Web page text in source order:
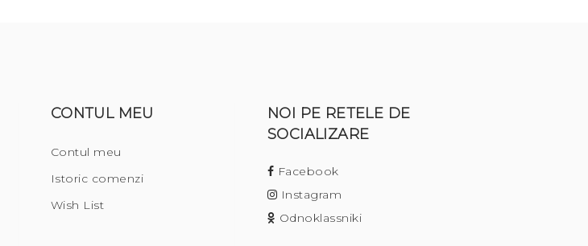
CONTUL MEU
Contul meu
Istoric comenzi
Wish List
NOI PE RETELE DE
SOCIALIZARE
Facebook
Instagram
Odnoklassniki